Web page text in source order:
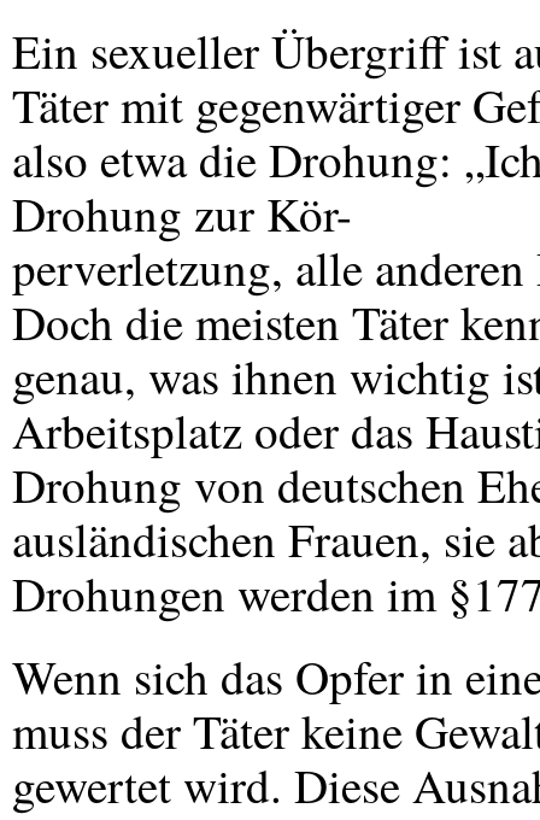
Ein sexueller Übergriff ist
Täter mit gegenwärtiger
also etwa die Drohung:
Drohung zur Kör-
perverletzung, alle
Doch die meisten Täter
genau, was ihnen wichtig
Arbeitsplatz oder das
Drohung von deutschen
ausländischen Frauen, sie
Drohungen werden im
Wenn sich das Opfer in
muss der Täter keine
gewertet wird. Diese